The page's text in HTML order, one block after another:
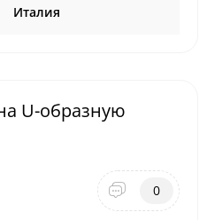
Италия
U-образную
0